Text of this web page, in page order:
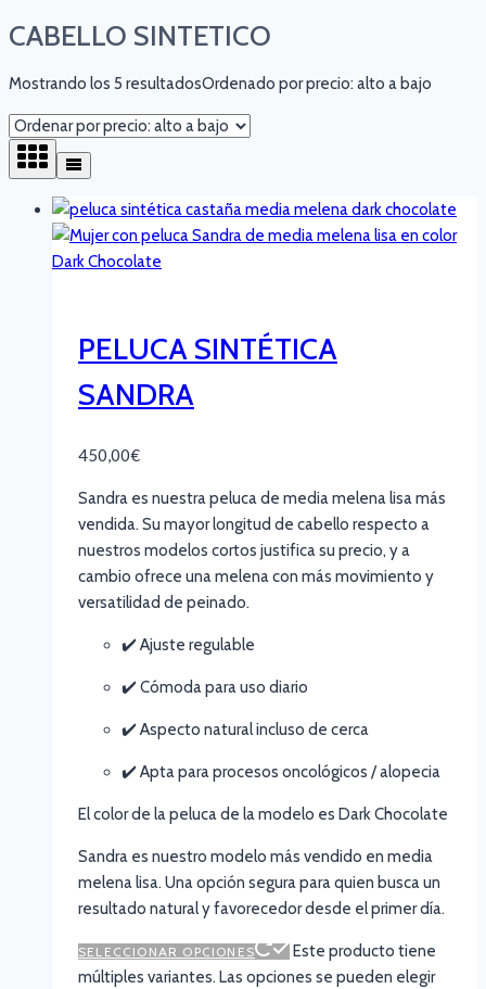
CABELLO SINTETICO
Mostrando los 5 resultadosOrdenado por precio: alto a bajo
PELUCA SINTÉTICA
SANDRA
450,00€
Sandra es nuestra peluca de media melena lisa más
vendida. Su mayor longitud de cabello respecto a
nuestros modelos cortos justifica su precio, y a
cambio ofrece una melena con más movimiento y
versatilidad de peinado.
✔️ Ajuste regulable
✔️ Cómoda para uso diario
✔️ Aspecto natural incluso de cerca
✔️ Apta para procesos oncológicos / alopecia
El color de la peluca de la modelo es Dark Chocolate
Sandra es nuestro modelo más vendido en media
melena lisa. Una opción segura para quien busca un
resultado natural y favorecedor desde el primer día.
SELECCIONAR OPCIONES
Este producto tiene
múltiples variantes. Las opciones se pueden elegir